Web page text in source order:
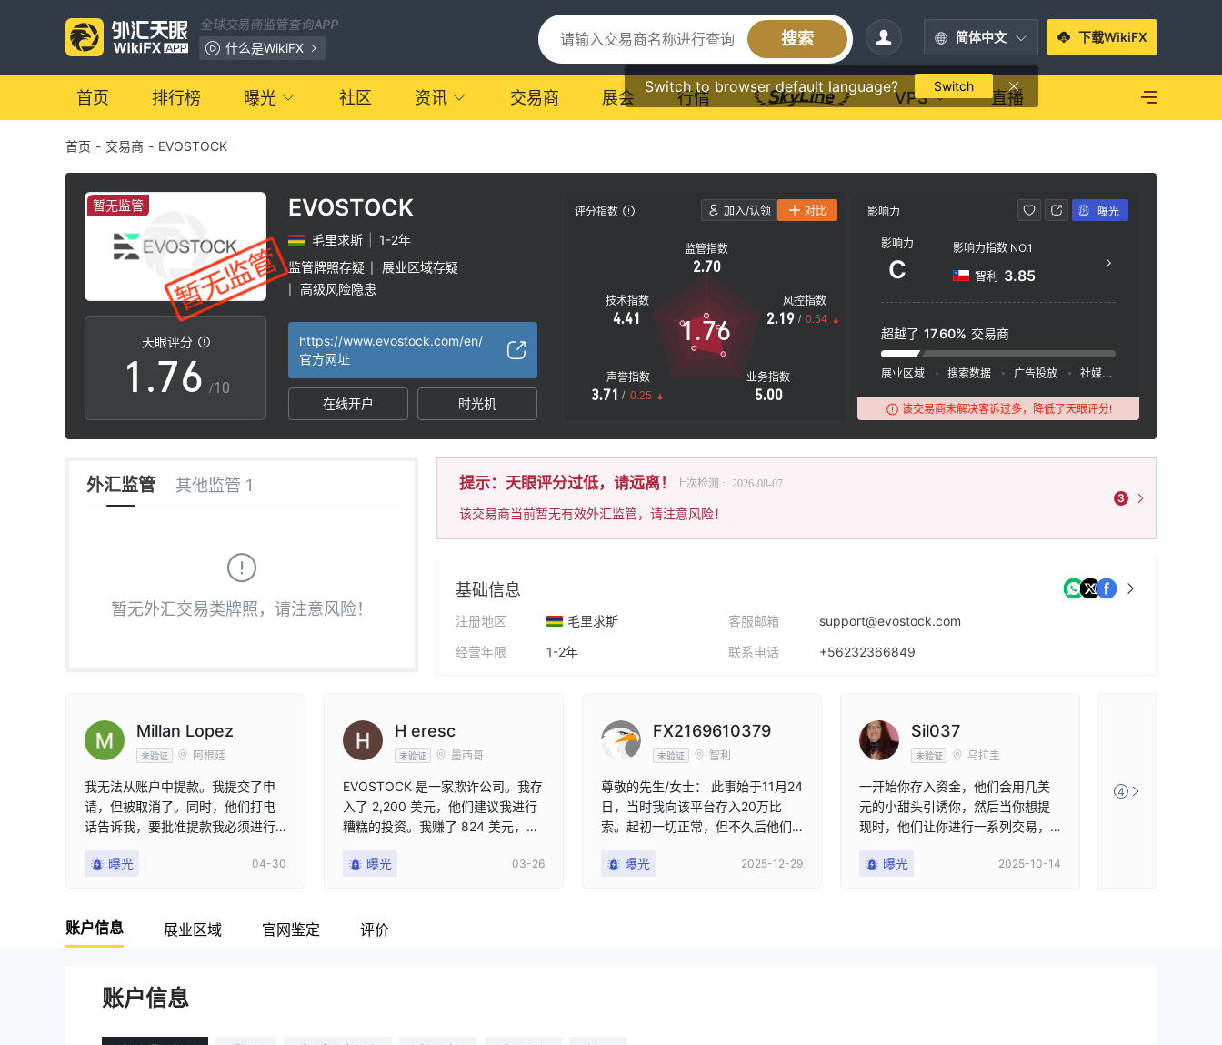
全球交易商监管查询APP
什么是WikiFX
搜索 简体中文
Switch to browser default language? Switch
下载WikiFX
首页 排行榜 曝光 社区 资讯 交易商 展会 行情 VPS 直播
首页 - 交易商 - EVOSTOCK
暂无监管
天眼评分
0
1
2
3
5
8
9
.
1
2
3
5
6
7
8
9
0
1
2
4
5
6
7
8
/10
EVOSTOCK
毛里求斯
1-2年
监管牌照存疑
展业区域存疑
高级风险隐患
https://www.evostock.com/en/
官方网址
在线开户 时光机
评分指数
监管指数
2.70
技术指数
4.41
声誉指数
3.71 / 0.25
业务指数
5.00
风控指数
2.19 / 0.54
1.76
影响力
影响力
C
影响力指数 NO.1
智利 3.85
超越了 17.60% 交易商
展业区域 搜索数据 广告投放 社媒指数
该交易商未解决客诉过多，降低了天眼评分!
加入/认领 对比 曝光
外汇监管 其他监管 1
暂无外汇交易类牌照，请注意风险！
提示：天眼评分过低，请远离！ 上次检测 : 2026-08-07
该交易商当前暂无有效外汇监管，请注意风险！
3
基础信息
注册地区
毛里求斯
经营年限
1-2年
客服邮箱
support@evostock.com
联系电话
+56232366849
Millan Lopez
未验证 阿根廷
我无法从账户中提款。我提交了申
请，但被取消了。同时，他们打电
话告诉我，要批准提款我必须进行
样做。曝光 04-30
H eresc
未验证 墨西哥
EVOSTOCK 是一家欺诈公司。我存
入了 2,200 美元，他们建议我进行
糟糕的投资。我赚了 824 美元，但
只是一直打电话让我继续存款。他
润。
曝光 03-26
FX2169610379
未验证 智利
尊敬的先生/女士： 此事始于11月24
日，当时我向该平台存入20万比
索。起初一切正常，但不久后他们
提供奖金和更高收益潜力。我累计
曝光 2025-12-29
Sil037
未验证 乌拉圭
一开始你存入资金，他们会用几美
元的小甜头引诱你，然后当你想提
现时，他们让你进行一系列交易，
空你的积蓄或收益。他们窃取你的
曝光 2025-10-14
4
账户信息 展业区域 官网鉴定 评价
账户信息